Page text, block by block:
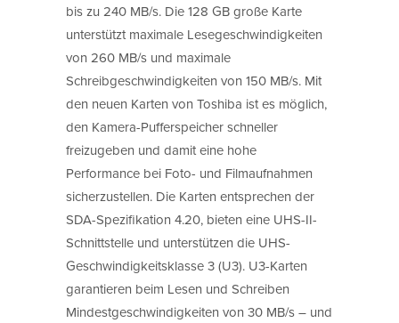
bis zu 240 MB/s. Die 128 GB große Karte
unterstützt maximale Lesegeschwindigkeiten
von 260 MB/s und maximale
Schreibgeschwindigkeiten von 150 MB/s. Mit
den neuen Karten von Toshiba ist es möglich,
den Kamera-Pufferspeicher schneller
freizugeben und damit eine hohe
Performance bei Foto- und Filmaufnahmen
sicherzustellen. Die Karten entsprechen der
SDA-Spezifikation 4.20, bieten eine UHS-II-
Schnittstelle und unterstützen die UHS-
Geschwindigkeitsklasse 3 (U3). U3-Karten
garantieren beim Lesen und Schreiben
Mindestgeschwindigkeiten von 30 MB/s – und